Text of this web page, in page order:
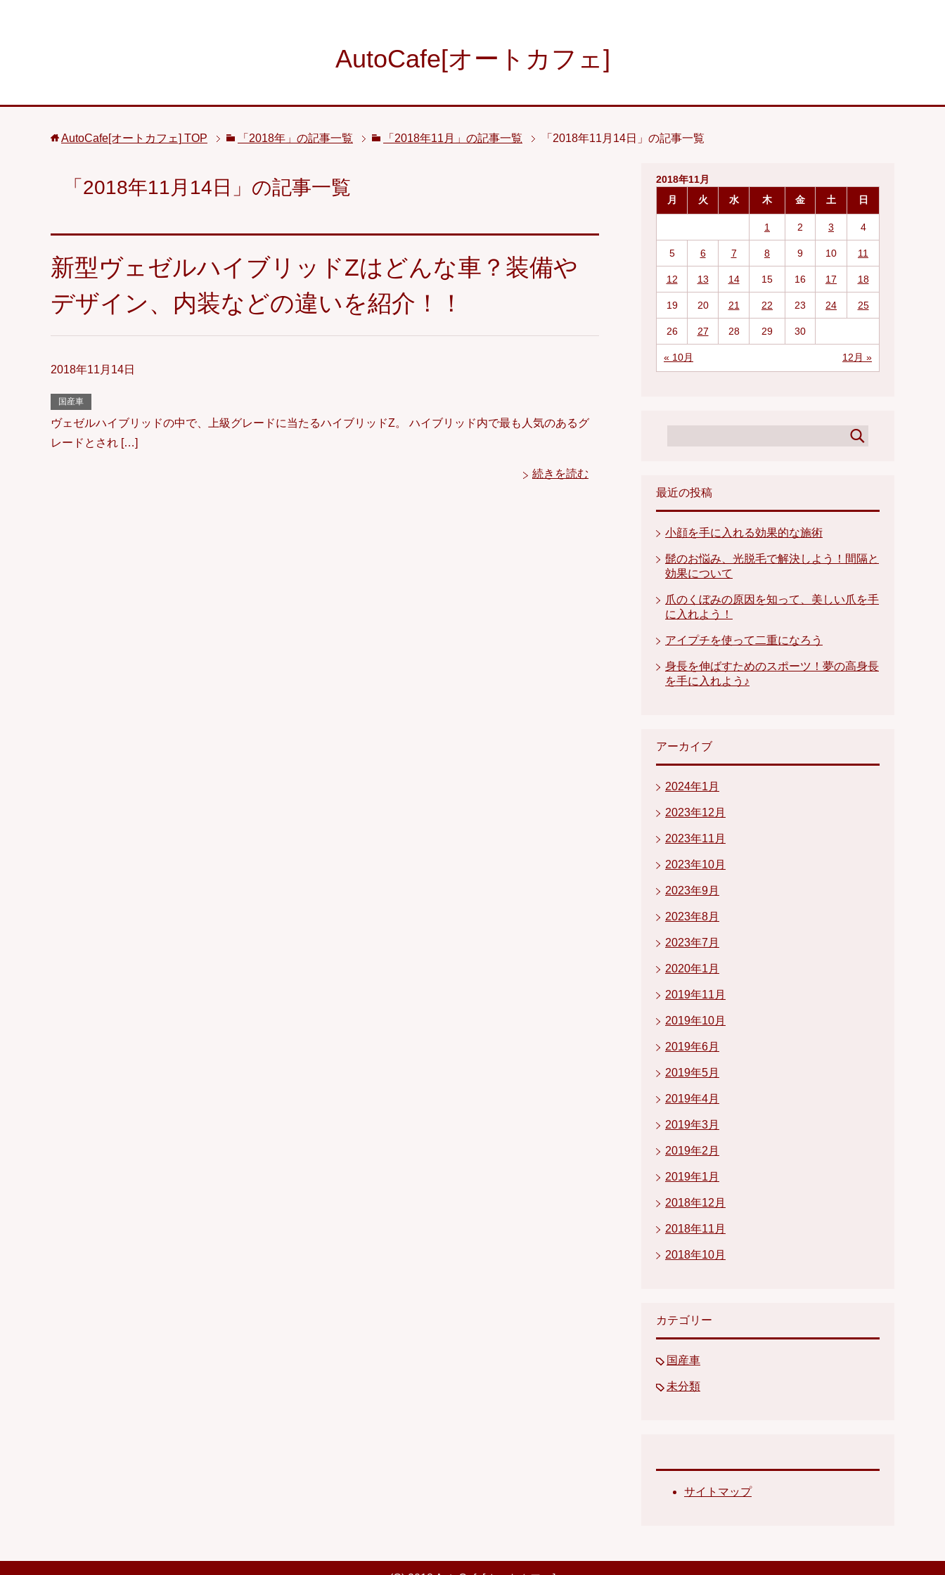
AutoCafe[オートカフェ]
AutoCafe[オートカフェ] TOP 「2018年」の記事一覧 「2018年11月」の記事一覧 「2018年11月14日」の記事一覧
「2018年11月14日」の記事一覧
新型ヴェゼルハイブリッドZはどんな車？装備や
デザイン、内装などの違いを紹介！！
2018年11月14日
国産車
ヴェゼルハイブリッドの中で、上級グレードに当たるハイブリッドZ。 ハイブリッド内で最も人気のあるグ
レードとされ […]
続きを読む
2018年11月
月
火 水 木 金 土 日
« 10月 12月 »
1 2 3 4
5 6 7 8 9 10 11
12 13 14 15 16 17 18
19 20 21 22 23 24 25
26 27 28 29 30
最近の投稿
小顔を手に入れる効果的な施術
髭のお悩み、光脱毛で解決しよう！間隔と
効果について
爪のくぼみの原因を知って、美しい爪を手
に入れよう！
アイプチを使って二重になろう
身長を伸ばすためのスポーツ！夢の高身長
を手に入れよう♪
アーカイブ
2024年1月
2023年12月
2023年11月
2023年10月
2023年9月
2023年8月
2023年7月
2020年1月
2019年11月
2019年10月
2019年6月
2019年5月
2019年4月
2019年3月
2019年2月
2019年1月
2018年12月
2018年11月
2018年10月
カテゴリー
国産車
未分類
サイトマップ